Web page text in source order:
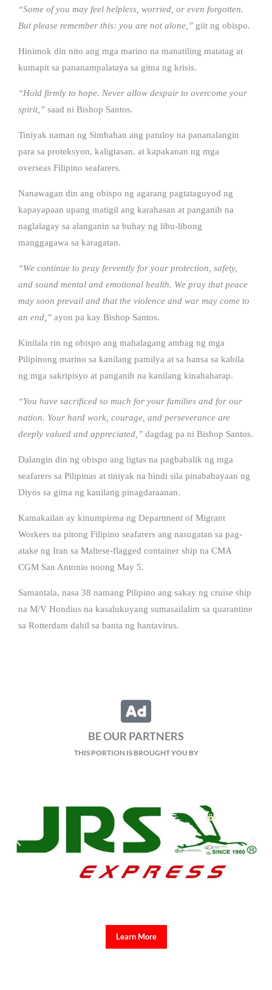
“Some of you may feel helpless, worried, or even forgotten.
But please remember this: you are not alone,” giit ng obispo.
Hinimok din nito ang mga marino na manatiling matatag at
kumapit sa pananampalataya sa gitna ng krisis.
“Hold firmly to hope. Never allow despair to overcome your
spirit,” saad ni Bishop Santos.
Tiniyak naman ng Simbahan ang patuloy na pananalangin
para sa proteksyon, kaligtasan, at kapakanan ng mga
overseas Filipino seafarers.
Nanawagan din ang obispo ng agarang pagtataguyod ng
kapayapaan upang matigil ang karahasan at panganib na
naglalagay sa alanganin sa buhay ng libu-libong
manggagawa sa karagatan.
“We continue to pray fervently for your protection, safety,
and sound mental and emotional health. We pray that peace
may soon prevail and that the violence and war may come to
an end,” ayon pa kay Bishop Santos.
Kinilala rin ng obispo ang mahalagang ambag ng mga
Pilipinong marino sa kanilang pamilya at sa bansa sa kabila
ng mga sakripisyo at panganib na kanilang kinahaharap.
“You have sacrificed so much for your families and for our
nation. Your hard work, courage, and perseverance are
deeply valued and appreciated,” dagdag pa ni Bishop Santos.
Dalangin din ng obispo ang ligtas na pagbabalik ng mga
seafarers sa Pilipinas at tiniyak na hindi sila pinababayaan ng
Diyos sa gitna ng kanilang pinagdaraanan.
Kamakailan ay kinumpirma ng Department of Migrant
Workers na pitong Filipino seafarers ang nasugatan sa pag-
atake ng Iran sa Maltese-flagged container ship na CMA
CGM San Antonio noong May 5.
Samantala, nasa 38 namang Pilipino ang sakay ng cruise ship
na M/V Hondius na kasalukuyang sumasailalim sa quarantine
sa Rotterdam dahil sa banta ng hantavirus.
BE OUR PARTNERS
THIS PORTION IS BROUGHT YOU BY
Learn More